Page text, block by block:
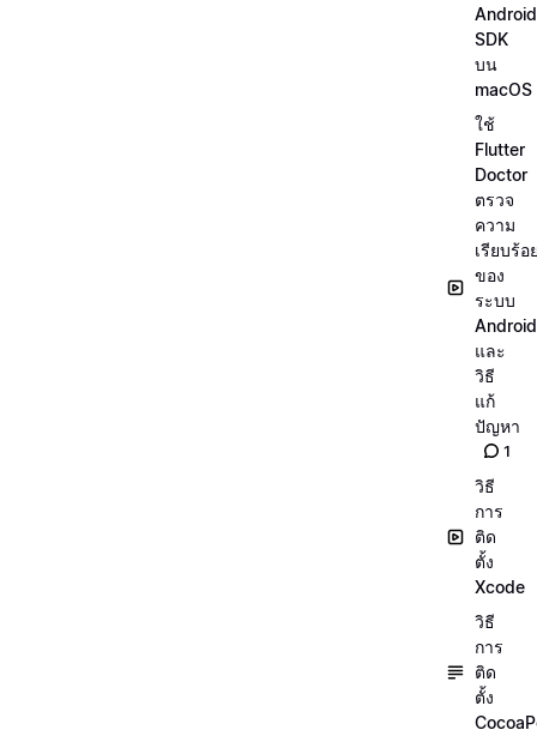
Android
SDK
บน
macOS
ใช้
Flutter
Doctor
ตรวจ
ความ
เรียบร้อ
ของ
ระบบ
Android
และ
วิธี
แก้
ปัญหา
1
วิธี
การ
ติด
ตั้ง
Xcode
วิธี
การ
ติด
ตั้ง